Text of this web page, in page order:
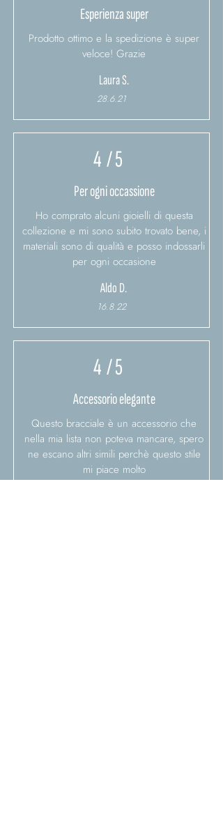
Esperienza super
Prodotto ottimo e la spedizione è super
veloce! Grazie
Laura S.
28.6.21
4/ 5
Per ogni occassione
Ho comprato alcuni gioielli di questa
collezione e mi sono subito trovato bene, i
materiali sono di qualità e posso indossarli
per ogni occasione
Aldo D.
16.8.22
4/ 5
Accessorio elegante
Questo bracciale è un accessorio che
nella mia lista non poteva mancare, spero
ne escano altri simili perchè questo stile
mi piace molto